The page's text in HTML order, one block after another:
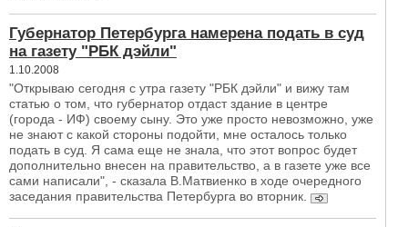
Губернатор Петербурга намерена подать в суд
на газету "РБК дэйли"
1.10.2008
"Открываю сегодня с утра газету "РБК дэйли" и вижу там
статью о том, что губернатор отдаст здание в центре
(города - ИФ) своему сыну. Это уже просто невозможно, уже
не знают с какой стороны подойти, мне осталось только
подать в суд. Я сама еще не знала, что этот вопрос будет
дополнительно внесен на правительство, а в газете уже все
сами написали", - сказала В.Матвиенко в ходе очередного
заседания правительства Петербурга во вторник.